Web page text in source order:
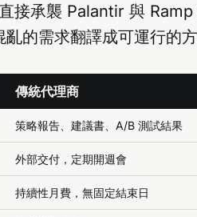
接承襲 Palantir 與
亂的需求翻譯成可運行的方
傳統代理商
策略報告、建議書、A/B 測試結果
外部交付，定期開週會
持續性月費，無固定結束日